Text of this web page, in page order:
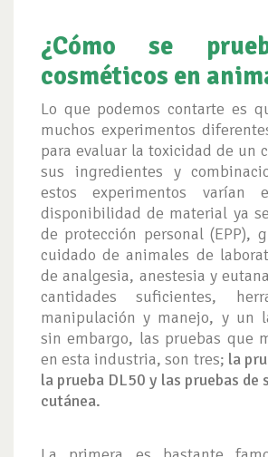
¿Cómo se
cosméticos en
Lo que podemos contarte es
muchos experimentos
para evaluar la toxicidad de un
sus ingredientes y
estos experimentos varían
disponibilidad de material ya
de protección personal (EPP),
cuidado de animales de
de analgesia, anestesia y
cantidades suficientes,
manipulación y manejo, y un
sin embargo, las pruebas que
en esta industria, son tres; la
la prueba DL50 y las pruebas de
cutánea.